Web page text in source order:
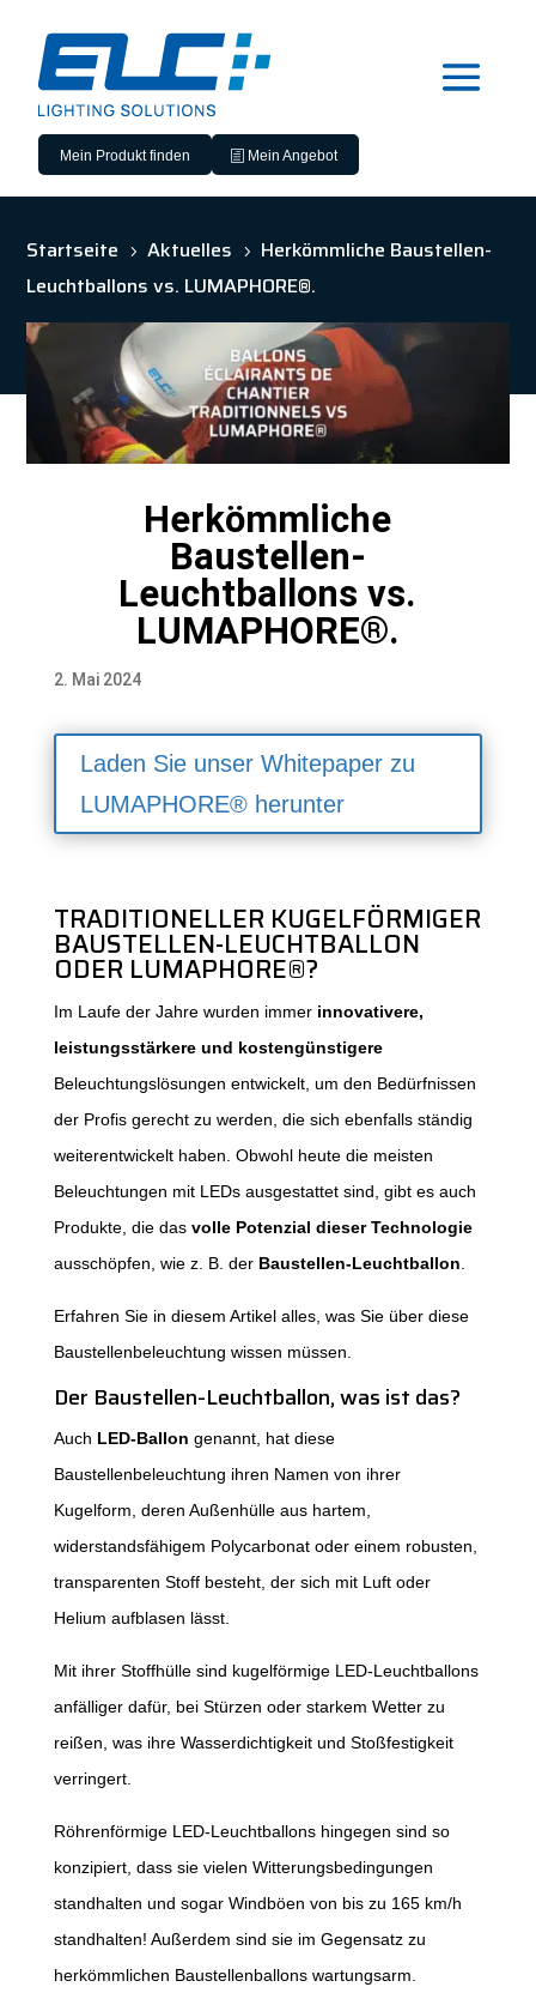
Mein Produkt finden Mein Angebot
Startseite 5 Aktuelles 5
Herkömmliche Baustellen-
Leuchtballons vs. LUMAPHORE®.
Herkömmliche
Baustellen-
Leuchtballons vs.
LUMAPHORE®.
2. Mai 2024
Laden Sie unser Whitepaper zu
LUMAPHORE® herunter
TRADITIONELLER KUGELFÖRMIGER
BAUSTELLEN-LEUCHTBALLON
ODER LUMAPHORE®?
Im Laufe der Jahre wurden immer innovativere,
leistungsstärkere und kostengünstigere
Beleuchtungslösungen entwickelt, um den Bedürfnissen
der Profis gerecht zu werden, die sich ebenfalls ständig
weiterentwickelt haben. Obwohl heute die meisten
Beleuchtungen mit LEDs ausgestattet sind, gibt es auch
Produkte, die das volle Potenzial dieser Technologie
ausschöpfen, wie z. B. der Baustellen-Leuchtballon.
Erfahren Sie in diesem Artikel alles, was Sie über diese
Baustellenbeleuchtung wissen müssen.
Der Baustellen-Leuchtballon, was ist das?
Auch LED-Ballon genannt, hat diese
Baustellenbeleuchtung ihren Namen von ihrer
Kugelform, deren Außenhülle aus hartem,
widerstandsfähigem Polycarbonat oder einem robusten,
transparenten Stoff besteht, der sich mit Luft oder
Helium aufblasen lässt.
Mit ihrer Stoffhülle sind kugelförmige LED-Leuchtballons
anfälliger dafür, bei Stürzen oder starkem Wetter zu
reißen, was ihre Wasserdichtigkeit und Stoßfestigkeit
verringert.
Röhrenförmige LED-Leuchtballons hingegen sind so
konzipiert, dass sie vielen Witterungsbedingungen
standhalten und sogar Windböen von bis zu 165 km/h
standhalten! Außerdem sind sie im Gegensatz zu
herkömmlichen Baustellenballons wartungsarm.